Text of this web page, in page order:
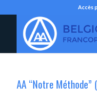
Accès
AA “Notre